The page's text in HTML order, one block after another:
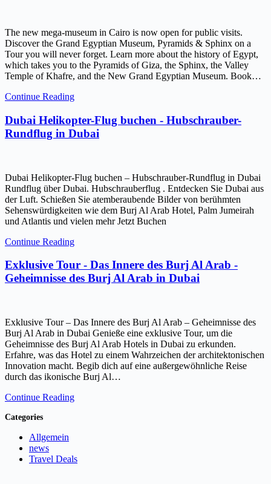
The new mega-museum in Cairo is now open for public visits.
Discover the Grand Egyptian Museum, Pyramids & Sphinx on a
Tour you will never forget. Learn more about the history of Egypt,
which takes you to the Pyramids of Giza, the Sphinx, the Valley
Temple of Khafre, and the New Grand Egyptian Museum. Book…
Continue Reading
Dubai Helikopter-Flug buchen - Hubschrauber-
Rundflug in Dubai
Dubai Helikopter-Flug buchen – Hubschrauber-Rundflug in Dubai
Rundflug über Dubai. Hubschrauberflug . Entdecken Sie Dubai aus
der Luft. Schießen Sie atemberaubende Bilder von berühmten
Sehenswürdigkeiten wie dem Burj Al Arab Hotel, Palm Jumeirah
und Atlantis und vielen mehr Jetzt Buchen
Continue Reading
Exklusive Tour - Das Innere des Burj Al Arab -
Geheimnisse des Burj Al Arab in Dubai
Exklusive Tour – Das Innere des Burj Al Arab – Geheimnisse des
Burj Al Arab in Dubai Genieße eine exklusive Tour, um die
Geheimnisse des Burj Al Arab Hotels in Dubai zu erkunden.
Erfahre, was das Hotel zu einem Wahrzeichen der architektonischen
Innovation macht. Begib dich auf eine außergewöhnliche Reise
durch das ikonische Burj Al…
Continue Reading
Categories
Allgemein
news
Travel Deals